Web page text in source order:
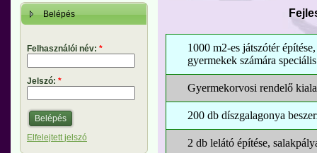
Belépés
Felhasználói név: *
Jelszó: *
Elfelejtett jelszó
1000 m2-es játszótér
gyermekek számára
Gyermekorvosi rendelő
200 db díszgalagonya
2 db lelátó építése,